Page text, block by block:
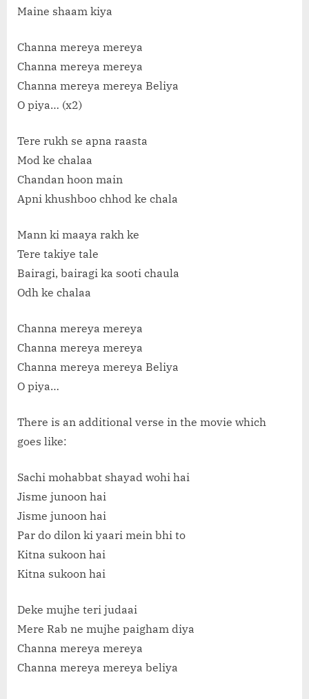
Maine shaam kiya
Channa mereya mereya
Channa mereya mereya
Channa mereya mereya Beliya
O piya… (x2)
Tere rukh se apna raasta
Mod ke chalaa
Chandan hoon main
Apni khushboo chhod ke chala
Mann ki maaya rakh ke
Tere takiye tale
Bairagi, bairagi ka sooti chaula
Odh ke chalaa
Channa mereya mereya
Channa mereya mereya
Channa mereya mereya Beliya
O piya…
There is an additional verse in the movie which
goes like:
Sachi mohabbat shayad wohi hai
Jisme junoon hai
Jisme junoon hai
Par do dilon ki yaari mein bhi to
Kitna sukoon hai
Kitna sukoon hai
Deke mujhe teri judaai
Mere Rab ne mujhe paigham diya
Channa mereya mereya
Channa mereya mereya beliya